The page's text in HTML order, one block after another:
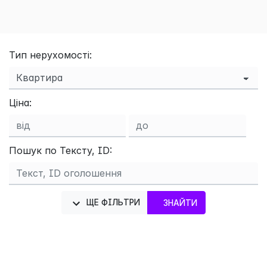
Тип нерухомості:
Ціна:
Пошук по Тексту, ID:
ЩЕ ФІЛЬТРИ ЗНАЙТИ